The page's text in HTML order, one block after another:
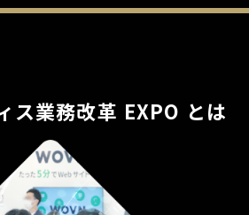
ス業務改革 EXPO とは